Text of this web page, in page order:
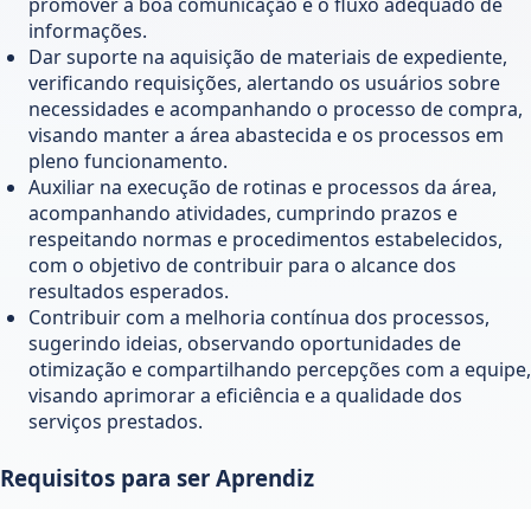
informações.
Dar suporte na aquisição de materiais de expediente,
verificando requisições, alertando os usuários sobre
necessidades e acompanhando o processo de compra,
visando manter a área abastecida e os processos em
pleno funcionamento.
Auxiliar na execução de rotinas e processos da área,
acompanhando atividades, cumprindo prazos e
respeitando normas e procedimentos estabelecidos,
com o objetivo de contribuir para o alcance dos
resultados esperados.
Contribuir com a melhoria contínua dos processos,
sugerindo ideias, observando oportunidades de
otimização e compartilhando percepções com a equipe,
visando aprimorar a eficiência e a qualidade dos
serviços prestados.
Requisitos para ser Aprendiz